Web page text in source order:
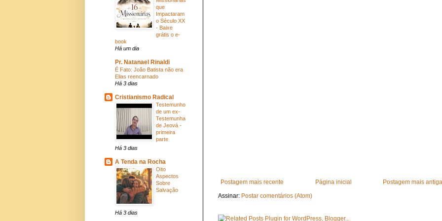
Postagem mais recente Postagem mais antiga
Página inicial
Assinar: Postar comentários (Atom)
que
Impactaram
o Século XX
- Baixe
grátis o e-
book
Há um dia
Pr. Natanael Rinaldi
É Fato: João Batista não era
Elias reencarnado
Há 3 dias
Cristianismo Radical
Testemunho
de um ex-
Testemunha
de Jeová -
primeira
parte
Há 3 dias
A Tenda na Rocha
Oito
Aspectos
Sobre
Salvação
Há 3 dias